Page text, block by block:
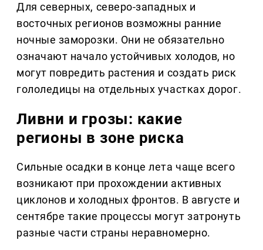
Для северных, северо-западных и
восточных регионов возможны ранние
ночные заморозки. Они не обязательно
означают начало устойчивых холодов, но
могут повредить растения и создать риск
гололедицы на отдельных участках дорог.
Ливни и грозы: какие
регионы в зоне риска
Сильные осадки в конце лета чаще всего
возникают при прохождении активных
циклонов и холодных фронтов. В августе и
сентябре такие процессы могут затронуть
разные части страны неравномерно.